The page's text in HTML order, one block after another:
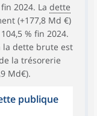
2024. La dette
(+177,8 Md €)
% fin 2024.
la dette brute est
la trésorerie
Md€).
publique